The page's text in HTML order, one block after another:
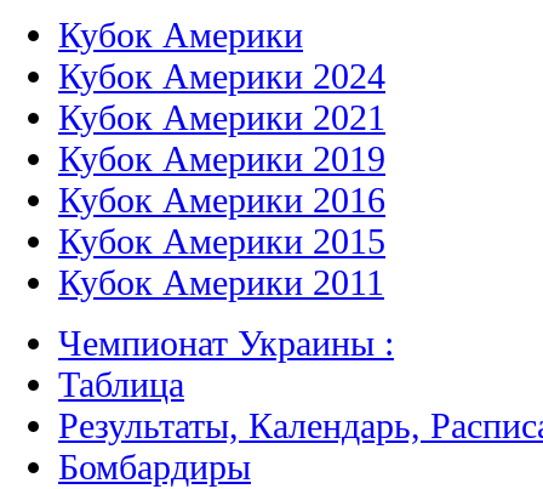
Кубок Америки
Кубок Америки 2024
Кубок Америки 2021
Кубок Америки 2019
Кубок Америки 2016
Кубок Америки 2015
Кубок Америки 2011
Чемпионат Украины :
Таблица
Результаты, Календарь,
Бомбардиры